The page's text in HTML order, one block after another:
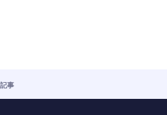
記事